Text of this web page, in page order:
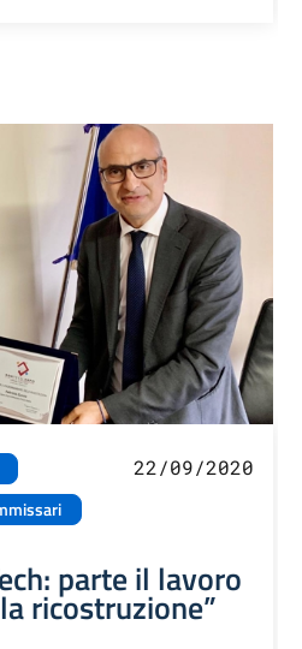
22/09/2020
parte il lavoro
ricostruzione”